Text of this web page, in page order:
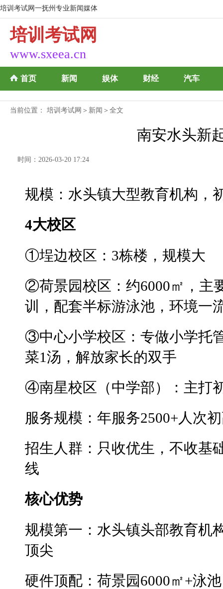
培训考试网一抚州专业新闻媒体
培训考试网
www.sxeea.cn
首页 新闻 娱体 财经 汽车
当前位置： 培训考试网 ＞ 新闻 ＞全文
南安水头新
时间：2026-03-20 17:24
规模：水头镇大型教育机构，
4大校区
①埕边校区：3栋楼，规模大
②荷景园校区：约6000㎡，主
训，配套半标游泳池，环境一
③中心小学校区：专做小学托
菜1汤，解放家长的双手
④南星校区（中学部）：主打
服务规模：年服务2500+人次
招生人群：只收优生，不收基
线
核心优势
规模第一：水头镇头部教育机
顶尖
硬件顶配：荷景园6000㎡+泳